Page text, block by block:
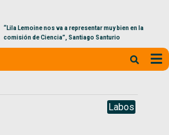
“Lila Lemoine nos va a representar muy bien en la
comisión de Ciencia”, Santiago Santurio
Labos